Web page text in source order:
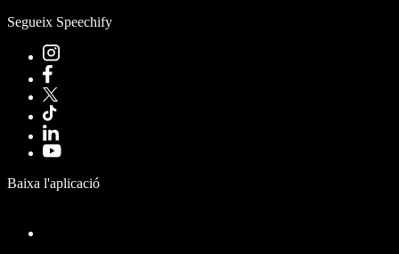
Segueix Speechify
Baixa l'aplicació